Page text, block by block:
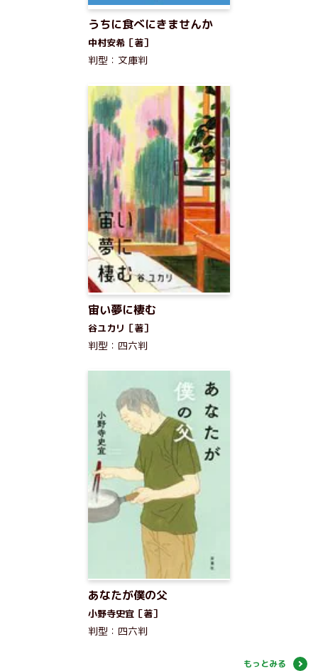
うちに食べにきませんか
中村安希［著］
判型：文庫判
宙い夢に棲む
谷ユカリ［著］
判型：四六判
あなたが僕の父
小野寺史宜［著］
判型：四六判
もっとみる